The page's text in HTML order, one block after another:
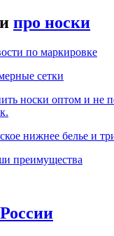
про носки
по маркировке
сетки
носки оптом и не
нижнее белье и
преимущества